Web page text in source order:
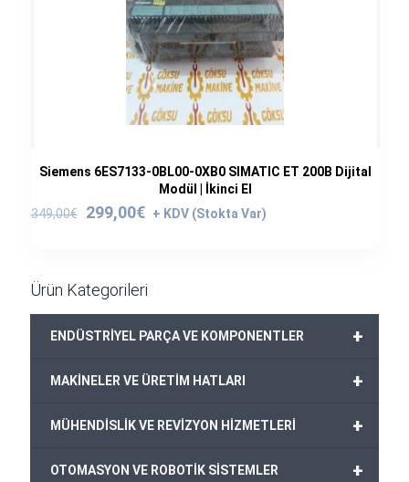
Siemens 6ES7133-0BL00-0XB0 SIMATIC ET 200B Dijital
Modül | İkinci El
349,00€
Orijinal
299,00€
Şu
Ürün Kategorileri
+
ENDÜSTRİYEL PARÇA VE KOMPONENTLER
+
MAKİNELER VE ÜRETİM HATLARI
+
MÜHENDİSLİK VE REVİZYON HİZMETLERİ
+
OTOMASYON VE ROBOTİK SİSTEMLER